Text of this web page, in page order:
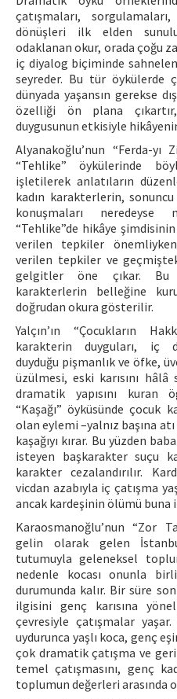
çatışmaları,
dönüşleri ilk elden
odaklanan okur, orada çoğu
iç diyalog biçiminde
seyreder. Bu tür öykülerde
dünyada yaşansın gerekse
özelliği ön plana
duygusunun etkisiyle
Alyanakoğlu’nun “Ferda-yı
“Tehlike” öykülerinde
işletilerek anlatıların
kadın karakterlerin,
konuşmaları neredeyse
“Tehlike”de hikâye şimdisinin
verilen tepkiler
verilen tepkiler ve
gelgitler öne çıkar. Bu
karakterlerin belleğine
doğrudan okura gösterilir.
Yalçın’ın “Çocukların
karakterin duyguları, iç
duyduğu pişmanlık ve öfke,
üzülmesi, eski karısını
dramatik yapısını kuran
“Kaşağı” öyküsünde çocuk
olan eylemi –yalnız başına
kaşağıyı kırar. Bu yüzden
isteyen başkarakter suçu
karakter cezalandırılır.
vicdan azabıyla iç çatışma
ancak kardeşinin ölümü buna
Karaosmanoğlu’nun “Zor
gelin olarak gelen
tutumuyla geleneksel
nedenle kocası onunla
durumunda kalır. Bir süre
ilgisini genç karısına
çevresiyle çatışmalar
uydurunca yaşlı koca, genç
çok dramatik çatışma ve
temel çatışmasını, genç
toplumun değerleri arasında